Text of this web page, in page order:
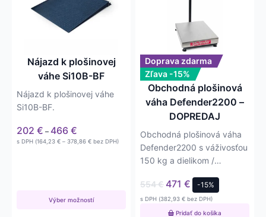
Nájazd k plošinovej
váhe Si10B-BF
Nájazd k plošinovej váhe
Si10B-BF.
202 € – 466 €
range:
s DPH (164,23 € – 378,86 €Price
bez DPH)
Výber možností
viacero
variantov.
môžete
vybrať
stránke
produktu.
Doprava zdarma
Zľava -15%
Obchodná plošinová
váha Defender2200 –
DOPREDAJ
Obchodná plošinová váha
Defender2200 s váživosťou
150 kg a dielikom /
554€ 471 € -15%
s DPH (382,93 € bez DPH)
Pridať do košíka